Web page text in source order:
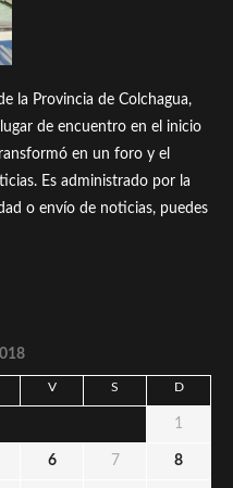
la Provincia de Colchagua,
de encuentro en el inicio
en un foro y el
Es administrado por la
o envío de noticias, puedes
V S D
1
6 7 8